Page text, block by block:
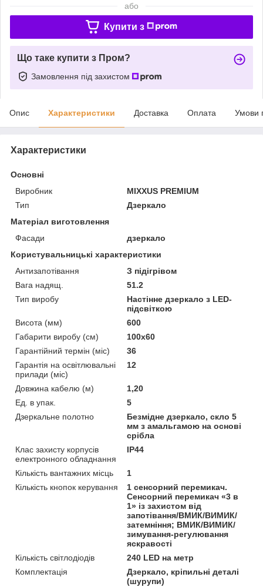
або
Купити з
Що таке купити з Пром?
Замовлення під захистом
Опис Характеристики Доставка Оплата Умови
Характеристики
Основні
Виробник
MIXXUS PREMIUM
Тип
Дзеркало
Матеріал виготовлення
Фасади
дзеркало
Користувальницькі характеристики
Антизапотівання
З підігрівом
Вага надящ.
51.2
Тип виробу
Настінне дзеркало з LED-
підсвіткою
Висота (мм)
600
Габарити виробу (см)
100x60
Гарантійний термін (міс)
36
Гарантія на освітлювальні
прилади (міс)
12
Довжина кабелю (м)
1,20
Ед. в упак.
5
Дзеркальне полотно
Безмідне дзеркало, скло 5
мм з амальгамою на основі
срібла
Клас захисту корпусів
електронного обладнання
IP44
Кількість вантажних місць
1
Кількість кнопок керування
1 сенсорний перемикач.
Сенсорний перемикач «3 в
1» із захистом від
запотівання/ВМИК/ВИМИК/
затемніння; ВМИК/ВИМИК/
зимування-регулювання
яскравості
Кількість світлодіодів
240 LED на метр
Комплектація
Дзеркало, кріпильні деталі
(шурупи)